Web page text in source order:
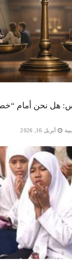
هل نحن أمام
أبريل 16, 2026